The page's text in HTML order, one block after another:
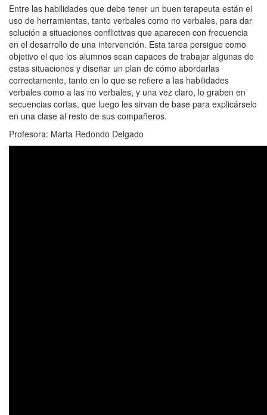
Entre las habilidades que debe tener un buen terapeuta están el
uso de herramientas, tanto verbales como no verbales, para dar
solución a situaciones conflictivas que aparecen con frecuencia
en el desarrollo de una intervención. Esta tarea persigue como
objetivo el que los alumnos sean capaces de trabajar algunas de
estas situaciones y diseñar un plan de cómo abordarlas
correctamente, tanto en lo que se refiere a las habilidades
verbales como a las no verbales, y una vez claro, lo graben en
secuencias cortas, que luego les sirvan de base para explicárselo
en una clase al resto de sus compañeros.
Profesora: Marta Redondo Delgado